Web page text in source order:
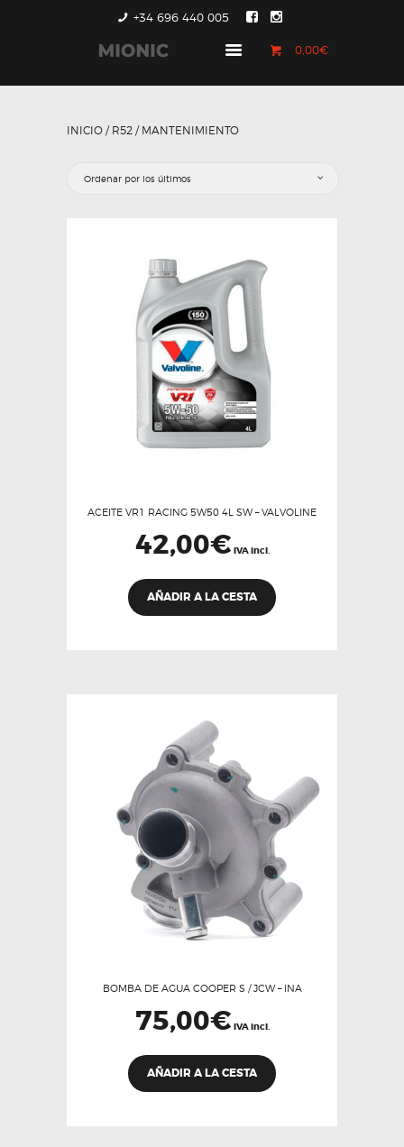
+34 696 440 005
0,00€
GENERACIÓN 1
COUNTRYMAN &
INICIO / R52 / MANTENIMIENTO
ACEITE VR1 RACING 5W50 4L SW – VALVOLINE
42,00€ IVA incl.
AÑADIR A LA CESTA
BOMBA DE AGUA COOPER S / JCW – INA
75,00€ IVA incl.
AÑADIR A LA CESTA